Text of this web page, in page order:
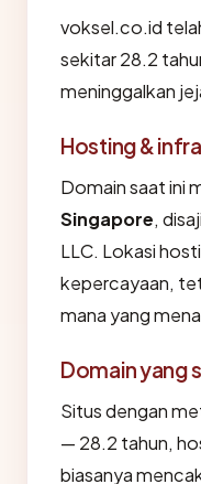
voksel.co.id
sekitar 28.2
meninggalkan
Hosting &
Domain saat ini
Singapore,
LLC. Lokasi
kepercayaan,
mana yang
Domain yang
Situs dengan
— 28.2 tahun,
biasanya